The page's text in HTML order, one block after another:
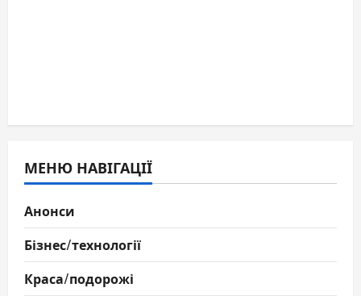
МЕНЮ НАВІГАЦІЇ
Анонси
Бізнес/технології
Краса/подорожі